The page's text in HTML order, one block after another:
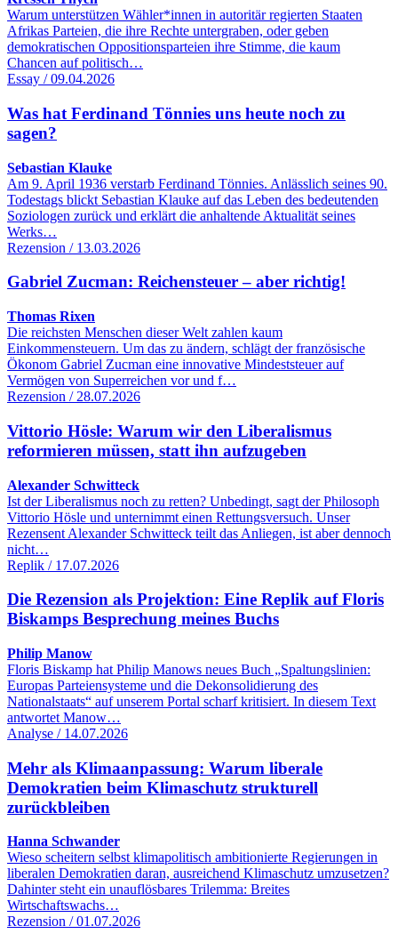
Warum unterstützen Wähler*innen in autoritär regierten Staaten
Afrikas Parteien, die ihre Rechte untergraben, oder geben
demokratischen Oppositionsparteien ihre Stimme, die kaum
Chancen auf politisch…
Essay / 09.04.2026
Was hat Ferdinand Tönnies uns heute noch zu
sagen?
Sebastian Klauke
Am 9. April 1936 verstarb Ferdinand Tönnies. Anlässlich seines 90.
Todestags blickt Sebastian Klauke auf das Leben des bedeutenden
Soziologen zurück und erklärt die anhaltende Aktualität seines
Werks…
Rezension / 13.03.2026
Gabriel Zucman: Reichensteuer – aber richtig!
Thomas Rixen
Die reichsten Menschen dieser Welt zahlen kaum
Einkommensteuern. Um das zu ändern, schlägt der französische
Ökonom Gabriel Zucman eine innovative Mindeststeuer auf
Vermögen von Superreichen vor und f…
Rezension / 28.07.2026
Vittorio Hösle: Warum wir den Liberalismus
reformieren müssen, statt ihn aufzugeben
Alexander Schwitteck
Ist der Liberalismus noch zu retten? Unbedingt, sagt der Philosoph
Vittorio Hösle und unternimmt einen Rettungsversuch. Unser
Rezensent Alexander Schwitteck teilt das Anliegen, ist aber dennoch
nicht…
Replik / 17.07.2026
Die Rezension als Projektion: Eine Replik auf Floris
Biskamps Besprechung meines Buchs
Philip Manow
Floris Biskamp hat Philip Manows neues Buch „Spaltungslinien:
Europas Parteiensysteme und die Dekonsolidierung des
Nationalstaats“ auf unserem Portal scharf kritisiert. In diesem Text
antwortet Manow…
Analyse / 14.07.2026
Mehr als Klimaanpassung: Warum liberale
Demokratien beim Klimaschutz strukturell
zurückbleiben
Hanna Schwander
Wieso scheitern selbst klimapolitisch ambitionierte Regierungen in
liberalen Demokratien daran, ausreichend Klimaschutz umzusetzen?
Dahinter steht ein unauflösbares Trilemma: Breites
Wirtschaftswachs…
Rezension / 01.07.2026